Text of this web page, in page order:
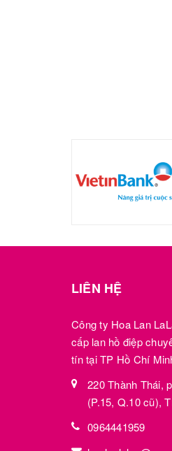
LIÊN HỆ
Công ty Hoa Lan
cấp lan hồ điệp
tín tại TP Hồ Chí
220 Thành Thái,
(P.15, Q.10 cũ),
0964441959